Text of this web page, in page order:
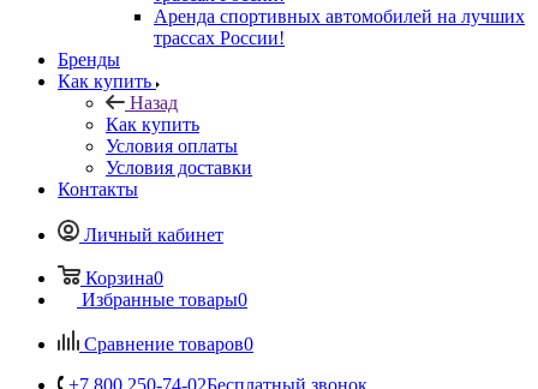
Аренда спортивных автомобилей на лучших
трассах России!
Бренды
Как купить
Назад
Как купить
Условия оплаты
Условия доставки
Контакты
Личный кабинет
Корзина0
Избранные товары0
Сравнение товаров0
+7 800 250-74-02Бесплатный звонок